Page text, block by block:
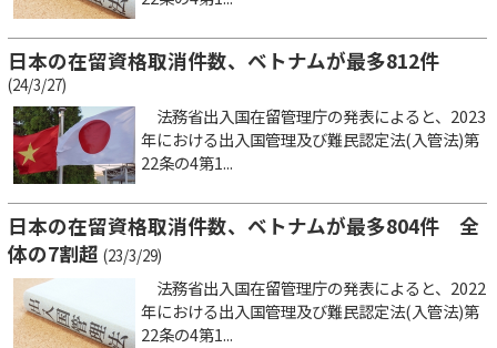
日本の在留資格取消件数、ベトナムが最多812件
(24/3/27)
法務省出入国在留管理庁の発表によると、2023
年における出入国管理及び難民認定法(入管法)第
22条の4第1...
日本の在留資格取消件数、ベトナムが最多804件 全
体の7割超 (23/3/29)
法務省出入国在留管理庁の発表によると、2022
年における出入国管理及び難民認定法(入管法)第
22条の4第1...